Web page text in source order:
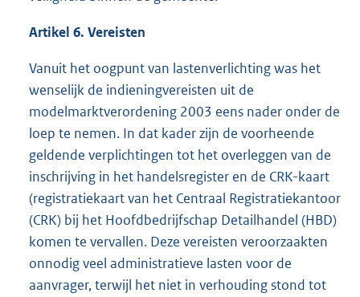
Artikel 6. Vereisten
Vanuit het oogpunt van lastenverlichting was het
wenselijk de indieningvereisten uit de
modelmarktverordening 2003 eens nader onder de
loep te nemen. In dat kader zijn de voorheende
geldende verplichtingen tot het overleggen van de
inschrijving in het handelsregister en de CRK-kaart
(registratiekaart van het Centraal Registratiekantoor
(CRK) bij het Hoofdbedrijfschap Detailhandel (HBD)
komen te vervallen. Deze vereisten veroorzaakten
onnodig veel administratieve lasten voor de
aanvrager, terwijl het niet in verhouding stond tot